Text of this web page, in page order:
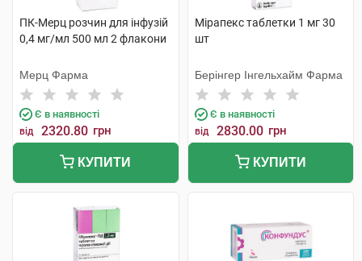
ПК-Мерц розчин для інфузій
0,4 мг/мл 500 мл 2 флакони
Мерц Фарма
Є в наявності
від 2320.80 грн
КУПИТИ
Мірапекс таблетки 1 мг 30
шт
Берінгер Інгельхайм Фарма
Є в наявності
від 2830.00 грн
КУПИТИ